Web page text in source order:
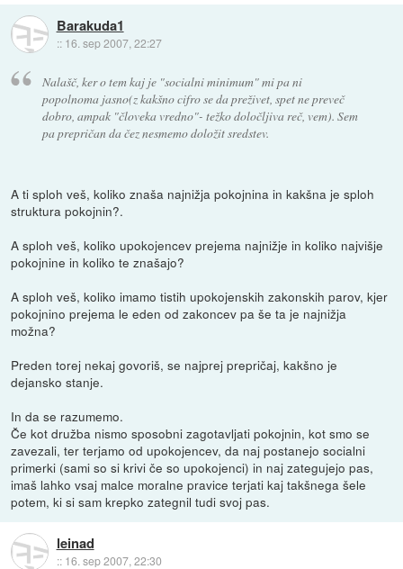
Barakuda1
:: 16. sep 2007, 22:27
Nalašč, ker o tem kaj je "socialni minimum" mi pa ni
popolnoma jasno(z kakšno cifro se da preživet, spet ne preveč
dobro, ampak "človeka vredno"- težko določljiva reč, vem). Sem
pa prepričan da čez nesmemo doložit sredstev.
A ti sploh veš, koliko znaša najnižja pokojnina in kakšna je sploh
struktura pokojnin?.
A sploh veš, koliko upokojencev prejema najnižje in koliko najvišje
pokojnine in koliko te znašajo?
A sploh veš, koliko imamo tistih upokojenskih zakonskih parov, kjer
pokojnino prejema le eden od zakoncev pa še ta je najnižja
možna?
Preden torej nekaj govoriš, se najprej prepričaj, kakšno je
dejansko stanje.
In da se razumemo.
Če kot družba nismo sposobni zagotavljati pokojnin, kot smo se
zavezali, ter terjamo od upokojencev, da naj postanejo socialni
primerki (sami so si krivi če so upokojenci) in naj zategujejo pas,
imaš lahko vsaj malce moralne pravice terjati kaj takšnega šele
potem, ki si sam krepko zategnil tudi svoj pas.
leinad
:: 16. sep 2007, 22:30